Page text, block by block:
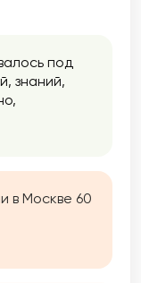
под
знаний,
и
каждым
в Москве 60